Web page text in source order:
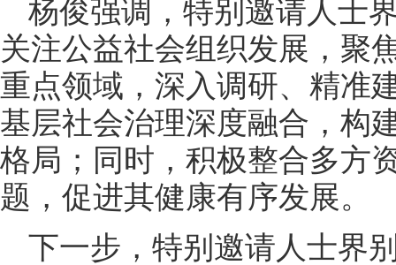
杨俊强调，特别邀请人士
关注公益社会组织发展，聚
重点领域，深入调研、精准
基层社会治理深度融合，构
格局；同时，积极整合多方
题，促进其健康有序发展。
下一步，特别邀请人士界